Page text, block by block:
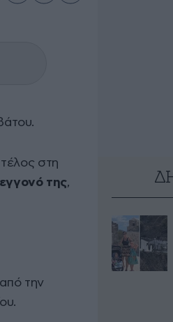
στη
της,
την